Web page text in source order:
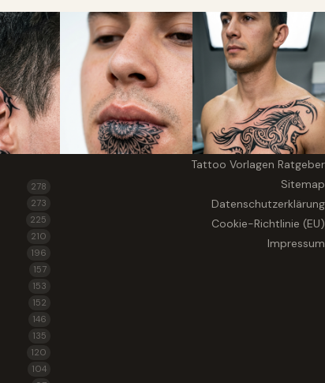
278
273
225
210
196
157
153
152
146
135
120
104
Tattoo Vorlagen Ratgeber
Sitemap
Datenschutzerklärung
Cookie-Richtlinie (EU)
Impressum